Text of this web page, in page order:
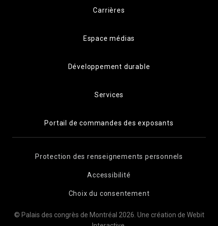
Carrières
Espace médias
Développement durable
Services
Portail de commandes des exposants
Protection des renseignements personnels
Accessibilité
Choix du consentement
© Palais des congrès de Montréal 2026. Une création de Webit